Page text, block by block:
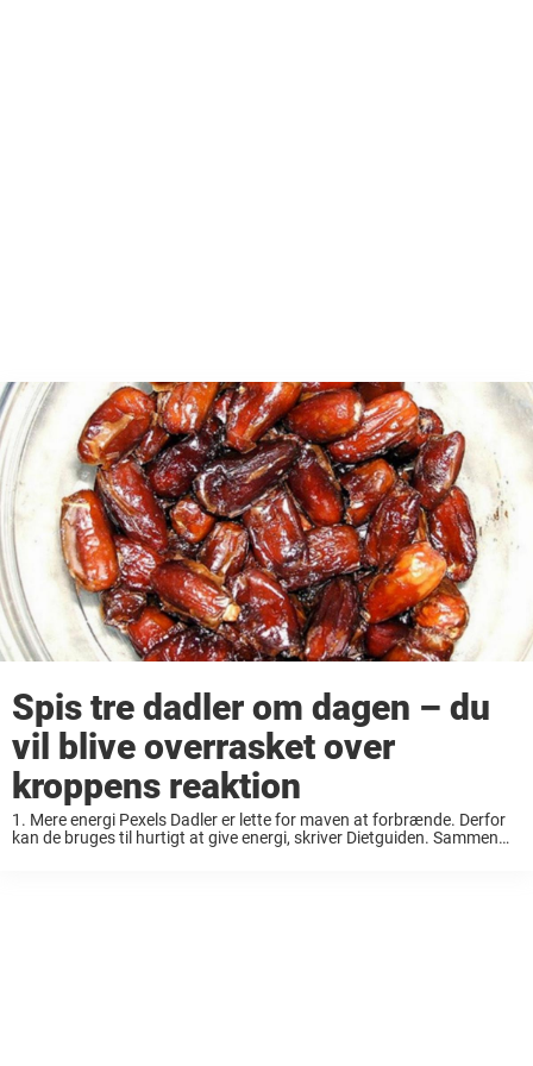
Spis tre dadler om dagen – du
vil blive overrasket over
kroppens reaktion
1. Mere energi Pexels Dadler er lette for maven at forbrænde. Derfor
kan de bruges til hurtigt at give energi, skriver Dietguiden. Sammen